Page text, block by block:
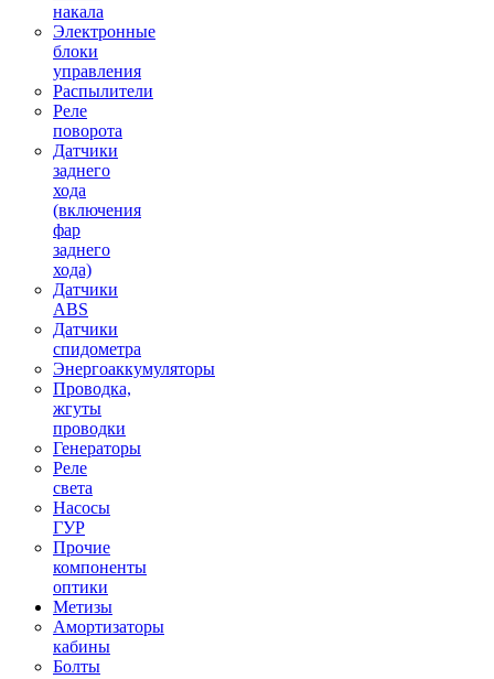
накала
Электронные
блоки
управления
Распылители
Реле
поворота
Датчики
заднего
хода
(включения
фар
заднего
хода)
Датчики
ABS
Датчики
спидометра
Энергоаккумуляторы
Проводка,
жгуты
проводки
Генераторы
Реле
света
Насосы
ГУР
Прочие
компоненты
оптики
Метизы
Амортизаторы
кабины
Болты